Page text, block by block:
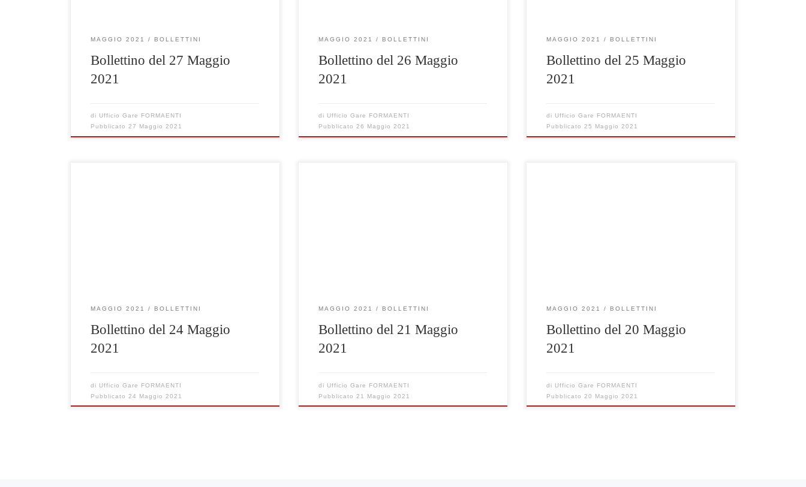
MAGGIO 2021 BOLLETTINI
Bollettino del 27 Maggio
2021
di Ufficio Gare FORMAENTI
Pubblicato27 Maggio 2021
MAGGIO 2021 BOLLETTINI
Bollettino del 26 Maggio
2021
di Ufficio Gare FORMAENTI
Pubblicato26 Maggio 2021
MAGGIO 2021 BOLLETTINI
Bollettino del 25 Maggio
2021
di Ufficio Gare FORMAENTI
Pubblicato25 Maggio 2021
MAGGIO 2021 BOLLETTINI
Bollettino del 24 Maggio
2021
di Ufficio Gare FORMAENTI
Pubblicato24 Maggio 2021
MAGGIO 2021 BOLLETTINI
Bollettino del 21 Maggio
2021
di Ufficio Gare FORMAENTI
Pubblicato21 Maggio 2021
MAGGIO 2021 BOLLETTINI
Bollettino del 20 Maggio
2021
di Ufficio Gare FORMAENTI
Pubblicato20 Maggio 2021